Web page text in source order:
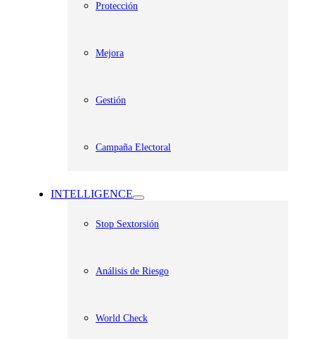
Protección
Mejora
Gestión
Campaña Electoral
INTELLIGENCE
Stop Sextorsión
Análisis de Riesgo
World Check